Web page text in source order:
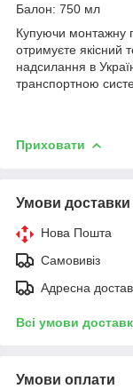
Балон: 750 мл
Купуючи монтажну
отримуєте якісний
надсилання в
транспортною
Приховати
Умови доставки
Нова Пошта
Самовивіз
Адресна
Всі умови
Умови оплати